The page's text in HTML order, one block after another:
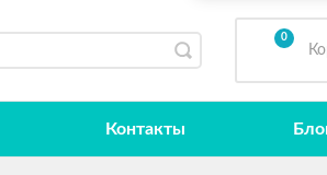
0
Контакты